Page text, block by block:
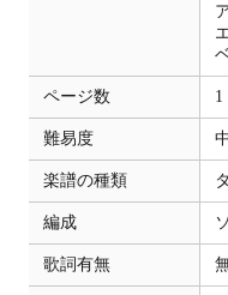
ページ数 1
難易度
楽譜の種類
編成
歌詞有無